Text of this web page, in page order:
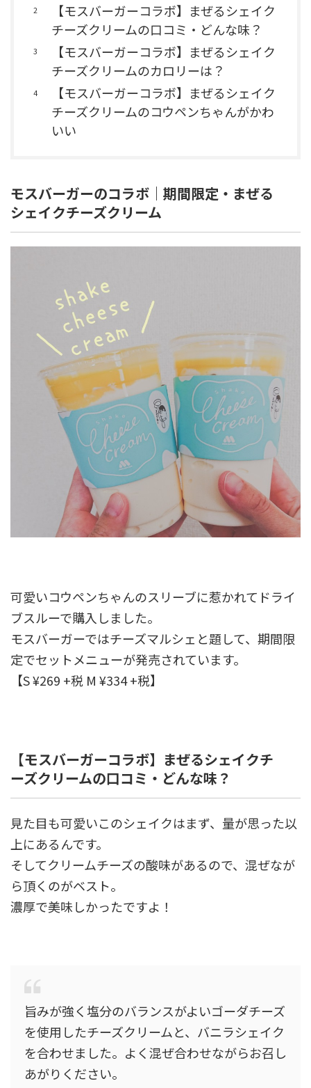
【モスバーガーコラボ】まぜるシェイク
チーズクリームの口コミ・どんな味？
【モスバーガーコラボ】まぜるシェイク
チーズクリームのカロリーは？
【モスバーガーコラボ】まぜるシェイク
チーズクリームのコウペンちゃんがかわ
いい
モスバーガーのコラボ｜期間限定・まぜる
シェイクチーズクリーム
可愛いコウペンちゃんのスリーブに惹かれてドライ
ブスルーで購入しました。
モスバーガーではチーズマルシェと題して、期間限
定でセットメニューが発売されています。
【S ¥269 +税 M ¥334 +税】
【モスバーガーコラボ】まぜるシェイクチ
ーズクリームの口コミ・どんな味？
見た目も可愛いこのシェイクはまず、量が思った以
上にあるんです。
そしてクリームチーズの酸味があるので、混ぜなが
ら頂くのがベスト。
濃厚で美味しかったですよ！
旨みが強く塩分のバランスがよいゴーダチーズ
を使用したチーズクリームと、バニラシェイク
を合わせました。よく混ぜ合わせながらお召し
あがりください。